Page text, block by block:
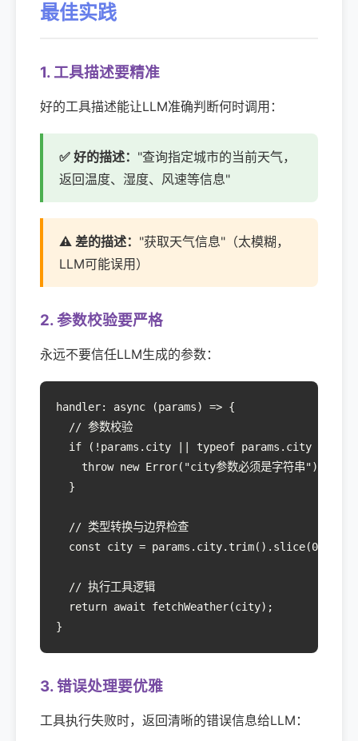
最佳实践
1. 工具描述要精准
好的工具描述能让LLM准确判断何时调用：
✅ 好的描述： "查询指定城市的当前天气，
返回温度、湿度、风速等信息"
⚠️ 差的描述： "获取天气信息"（太模糊，
LLM可能误用）
2. 参数校验要严格
永远不要信任LLM生成的参数：
handler: async (params) => {
  // 参数校验
if (!params.city || typeof params.city !==
    throw new Error("city参数必须是字符串");
  }
  // 类型转换与边界检查
  const city = params.city.trim().slice(0, 50);
  // 执行工具逻辑
  return await fetchWeather(city);
}
3. 错误处理要优雅
工具执行失败时，返回清晰的错误信息给LLM：